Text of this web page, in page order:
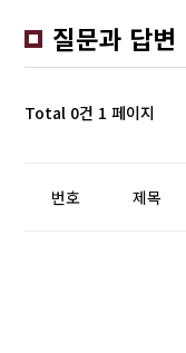
질문과 답변
Total 0건 1 페이지
번호 제목